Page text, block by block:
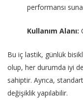
performansı
Kullanım Alanı:
Bu iç lastik, günlük
olup, her durumda iyi
sahiptir. Ayrıca,
değişiklik yapılabilir.